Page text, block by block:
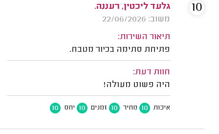
גלעד ליכטין, רעננה.
משוב: 22/06/2026
תיאור השירות:
פתיחת סתימה בכיור מטבח.
חוות דעת:
היה פשוט מעולה!
איכות 10 מחיר 10 זמנים 10 יחס 10
10